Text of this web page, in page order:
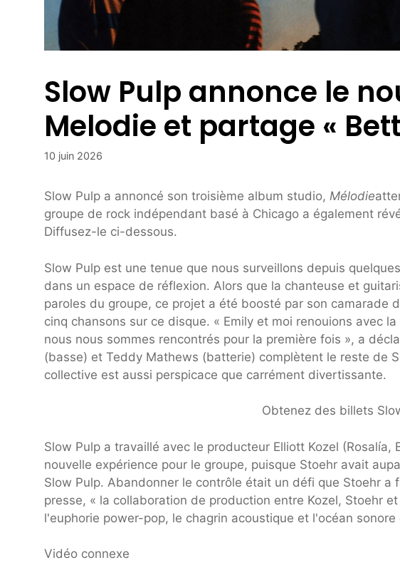
Slow Pulp annonce le
Melodie et partage «
10 juin 2026
Slow Pulp a annoncé son troisième album studio, Mélodie
groupe de rock indépendant basé à Chicago a également
Diffusez-le ci-dessous.
Slow Pulp est une tenue que nous surveillons depuis
dans un espace de réflexion. Alors que la chanteuse et
paroles du groupe, ce projet a été boosté par son camarade
cinq chansons sur ce disque. « Emily et moi renouions avec
nous nous sommes rencontrés pour la première fois », a
(basse) et Teddy Mathews (batterie) complètent le reste de
collective est aussi perspicace que carrément divertissante.
Obtenez des billets
Slow Pulp a travaillé avec le producteur Elliott Kozel (Rosalía,
nouvelle expérience pour le groupe, puisque Stoehr avait
Slow Pulp. Abandonner le contrôle était un défi que Stoehr a
presse, « la collaboration de production entre Kozel, Stoehr
l'euphorie power-pop, le chagrin acoustique et l'océan sonore
Vidéo connexe